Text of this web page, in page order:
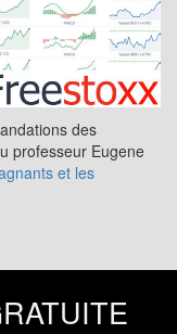
des
professeur Eugene
et les